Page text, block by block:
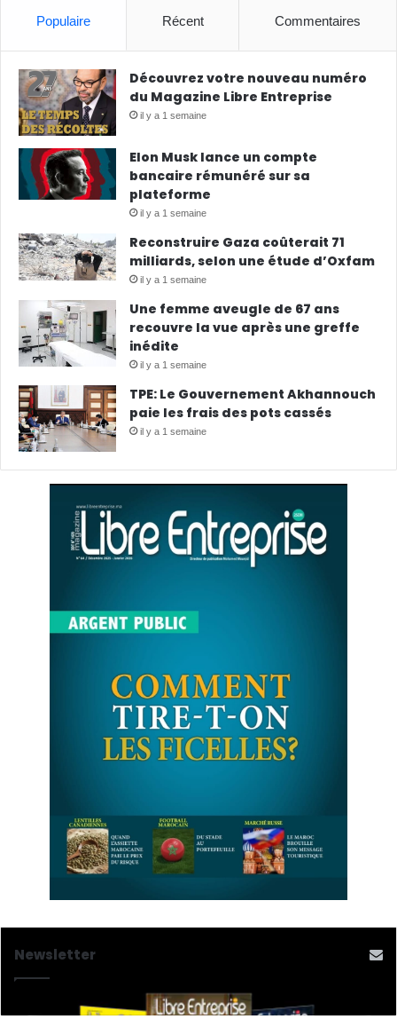
Populaire Récent Commentaires
Découvrez votre nouveau numéro
du Magazine Libre Entreprise
il y a 1 semaine
Elon Musk lance un compte
bancaire rémunéré sur sa
plateforme
il y a 1 semaine
Reconstruire Gaza coûterait 71
milliards, selon une étude d’Oxfam
il y a 1 semaine
Une femme aveugle de 67 ans
recouvre la vue après une greffe
inédite
il y a 1 semaine
TPE: Le Gouvernement Akhannouch
paie les frais des pots cassés
il y a 1 semaine
Newsletter